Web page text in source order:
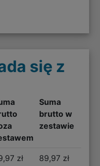
się z
Suma
brutto w
zestawie
zł 89,97 zł